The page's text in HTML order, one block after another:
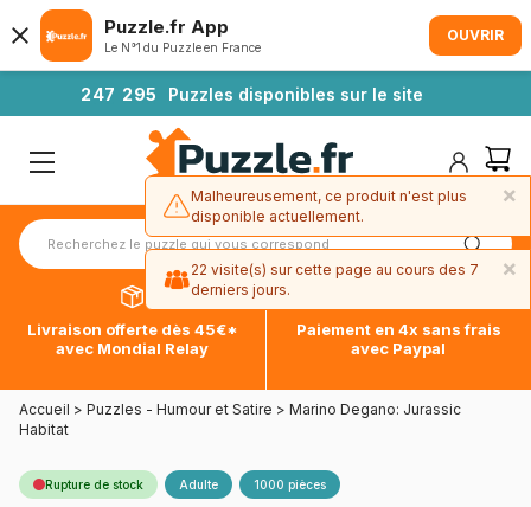
247 295 Puzzles disponibles sur le site
Livraison offerte dès 45€*
avec Mondial Relay
Paiement en 4x sans frais
avec Paypal
Accueil > Puzzles - Humour et Satire > Marino Degano: Jurassic
Habitat
Rupture de stock Adulte 1000 pièces
Puzzle.fr App
Le N°1 du Puzzle en France
OUVRIR
×
Malheureusement, ce produit n'est plus
disponible actuellement.
×
22 visite(s) sur cette page au cours des 7
derniers jours.